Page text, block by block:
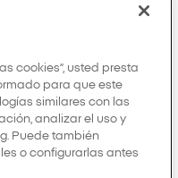
cookies”, usted presta
para que este
similares con las
analizar el uso y
Puede también
o configurarlas antes